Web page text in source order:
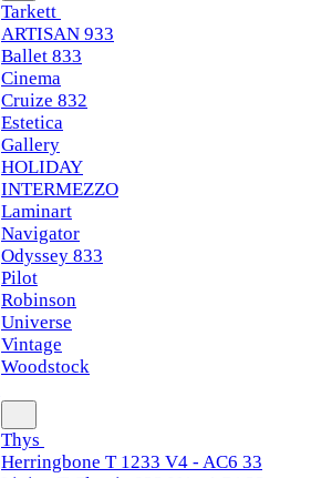
Tarkett
ARTISAN 933
Ballet 833
Cinema
Cruize 832
Estetica
Gallery
HOLIDAY
INTERMEZZO
Laminart
Navigator
Odyssey 833
Pilot
Robinson
Universe
Vintage
Woodstock
Thys
Herringbone T 1233 V4 - AC6 33